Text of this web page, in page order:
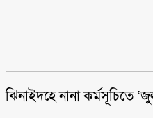
ঝিনাইদহে নানা কর্মসূচিতে